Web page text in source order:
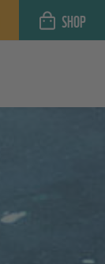
SHOP